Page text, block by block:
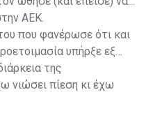
ΑΕΚ.
που φανέρωσε ότι και
υπήρξε εξ
της
νιώσει πίεση κι έχω